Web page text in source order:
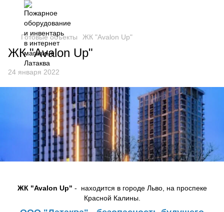
Готовые объекты ЖК "Avalon Up"
ЖК "Avalon Up"
24 января 2022
ЖК "Avalon Up" - находится в городе Льво, на проспеке
Красной Калины.